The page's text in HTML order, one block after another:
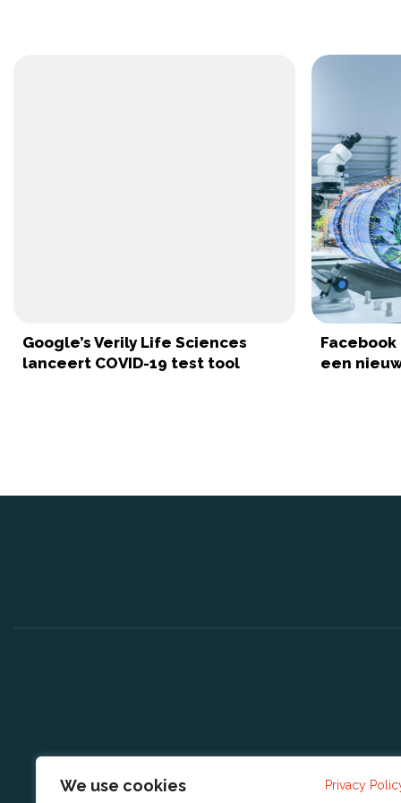
We use cookies Privacy
Google’s Verily Life Sciences
lanceert COVID-19 test tool
een